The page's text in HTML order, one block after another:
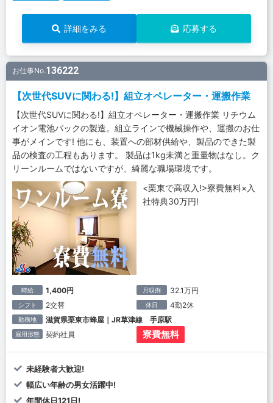
詳細をみる 応募する
お仕事No.136222
【次世代SUVに関わる!】組立オペレーター・運搬作業
【次世代SUVに関わる!】組立オペレーター・運搬作業 リチウム
イオン電池パックの製造。組立ラインで機械操作や、運搬のお仕
事がメインです! 他にも、装置への部材供給や、製品のできた製
品の検査の工程もあります。 製品は1kg未満と重量物はなし。ク
リーンルームではないですが、綺麗な職場環境です。
<栗東で高収入!>寮費無料×入
社特典30万円!
時給 1,400円 月収例 32.1万円
シフト 2交替 休日 4勤2休
勤務地 滋賀県栗東市蜂屋｜JR草津線 手原駅
雇用形態 契約社員 寮費無料
未経験者大歓迎!
幅広い年齢の男女活躍中!
年間休日121日!